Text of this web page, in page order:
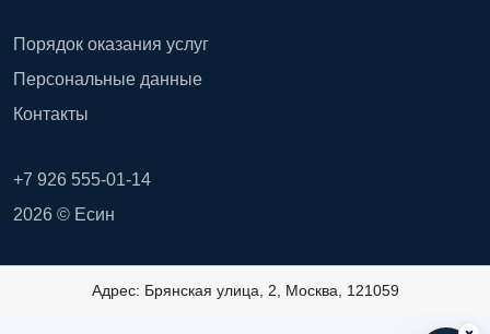
Порядок оказания услуг
Персональные данные
Контакты
+7 926 555-01-14
2026 © Есин
Адрес: Брянская улица, 2, Москва, 121059